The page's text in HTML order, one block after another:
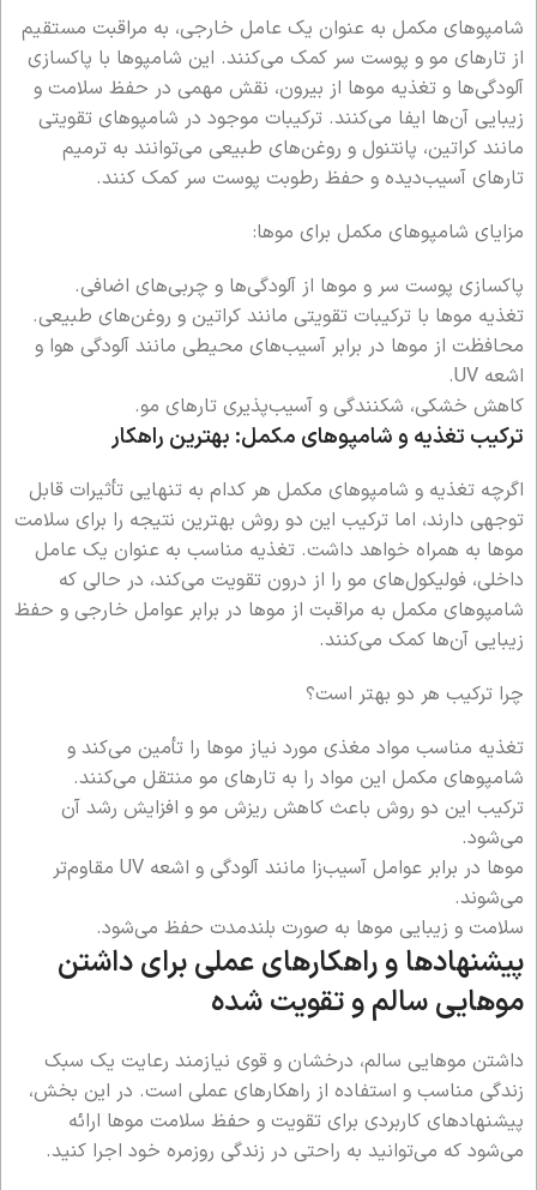
شامپوهای مکمل به عنوان یک عامل خارجی، به مراقبت مستقیم
از تارهای مو و پوست سر کمک می‌کنند. این شامپوها با پاکسازی
آلودگی‌ها و تغذیه موها از بیرون، نقش مهمی در حفظ سلامت و
زیبایی آن‌ها ایفا می‌کنند. ترکیبات موجود در شامپوهای تقویتی
مانند کراتین، پانتنول و روغن‌های طبیعی می‌توانند به ترمیم
تارهای آسیب‌دیده و حفظ رطوبت پوست سر کمک کنند.
مزایای شامپوهای مکمل برای موها:
پاکسازی پوست سر و موها از آلودگی‌ها و چربی‌های اضافی.
تغذیه موها با ترکیبات تقویتی مانند کراتین و روغن‌های طبیعی.
محافظت از موها در برابر آسیب‌های محیطی مانند آلودگی هوا و
اشعه UV.
کاهش خشکی، شکنندگی و آسیب‌پذیری تارهای مو.
ترکیب تغذیه و شامپوهای مکمل: بهترین راهکار
اگرچه تغذیه و شامپوهای مکمل هر کدام به تنهایی تأثیرات قابل
توجهی دارند، اما ترکیب این دو روش بهترین نتیجه را برای سلامت
موها به همراه خواهد داشت. تغذیه مناسب به عنوان یک عامل
داخلی، فولیکول‌های مو را از درون تقویت می‌کند، در حالی که
شامپوهای مکمل به مراقبت از موها در برابر عوامل خارجی و حفظ
زیبایی آن‌ها کمک می‌کنند.
چرا ترکیب هر دو بهتر است؟
تغذیه مناسب مواد مغذی مورد نیاز موها را تأمین می‌کند و
شامپوهای مکمل این مواد را به تارهای مو منتقل می‌کنند.
ترکیب این دو روش باعث کاهش ریزش مو و افزایش رشد آن
می‌شود.
موها در برابر عوامل آسیب‌زا مانند آلودگی و اشعه UV مقاوم‌تر
می‌شوند.
سلامت و زیبایی موها به صورت بلندمدت حفظ می‌شود.
پیشنهادها و راهکارهای عملی برای داشتن
موهایی سالم و تقویت شده
داشتن موهایی سالم، درخشان و قوی نیازمند رعایت یک سبک
زندگی مناسب و استفاده از راهکارهای عملی است. در این بخش،
پیشنهادهای کاربردی برای تقویت و حفظ سلامت موها ارائه
می‌شود که می‌توانید به راحتی در زندگی روزمره خود اجرا کنید.